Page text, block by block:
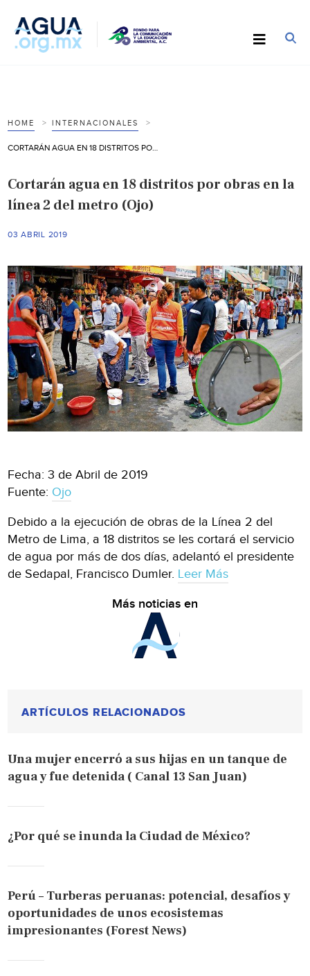
HOME INTERNACIONALES
Cortarán agua en 18 distritos por obras en la
línea 2 del metro (Ojo)
03 ABRIL 2019
Fecha: 3 de Abril de 2019
Fuente: Ojo
Debido a la ejecución de obras de la Línea 2 del
Metro de Lima, a 18 distritos se les cortará el servicio
de agua por más de dos días, adelantó el presidente
de Sedapal, Francisco Dumler. Leer Más
Más noticias en
ARTÍCULOS RELACIONADOS
Una mujer encerró a sus hijas en un tanque de
agua y fue detenida ( Canal 13 San Juan)
¿Por qué se inunda la Ciudad de México?
Perú – Turberas peruanas: potencial, desafíos y
oportunidades de unos ecosistemas
impresionantes (Forest News)